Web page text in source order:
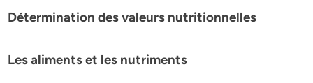
Détermination des valeurs nutritionnelles
Les aliments et les nutriments